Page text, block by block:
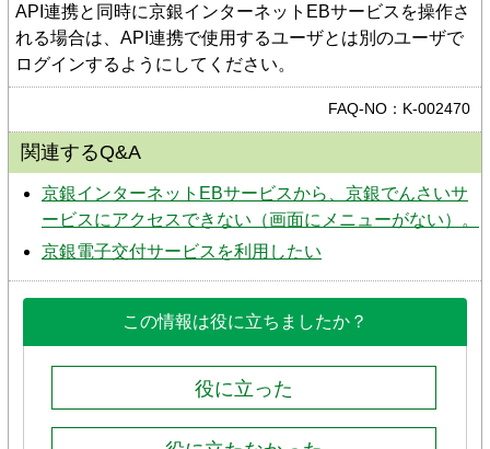
API連携と同時に京銀インターネットEBサービスを操作さ
れる場合は、API連携で使用するユーザとは別のユーザで
ログインするようにしてください。
FAQ-NO：K-002470
関連するQ&A
京銀インターネットEBサービスから、京銀でんさいサ
ービスにアクセスできない（画面にメニューがない）。
京銀電子交付サービスを利用したい
この情報は役に立ちましたか？
役に立った